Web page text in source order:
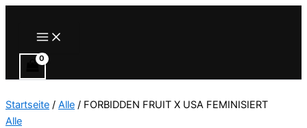
Main
Menu
Startseite / Alle / FORBIDDEN FRUIT X USA FEMINISIERT
Alle